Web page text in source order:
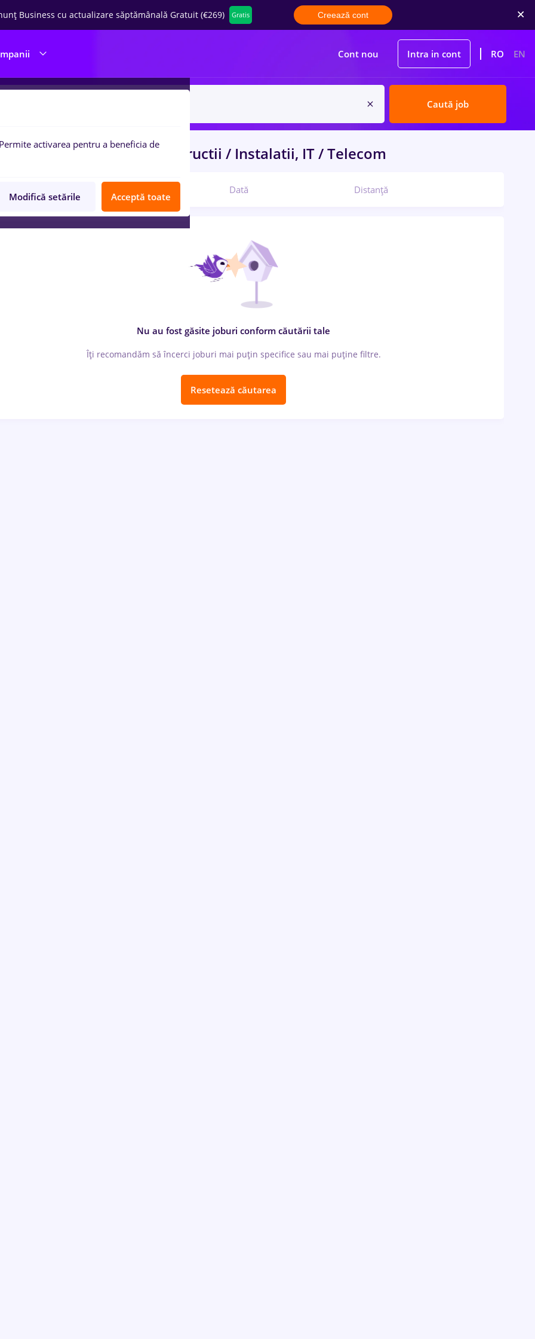
Business cu actualizare săptămânală Gratuit (€269) Gratis Creează cont
Cont nou Intra in cont RO EN
Caută job
de muncafermainConstructii / Instalatii, IT / Telecom
Dată Distanță
Nu au fost găsite joburi conform căutării tale
Îți recomandăm să încerci joburi mai puțin specifice sau mai puține filtre.
Resetează căutarea
Permite activarea pentru a beneficia de
Modifică setările Acceptă toate